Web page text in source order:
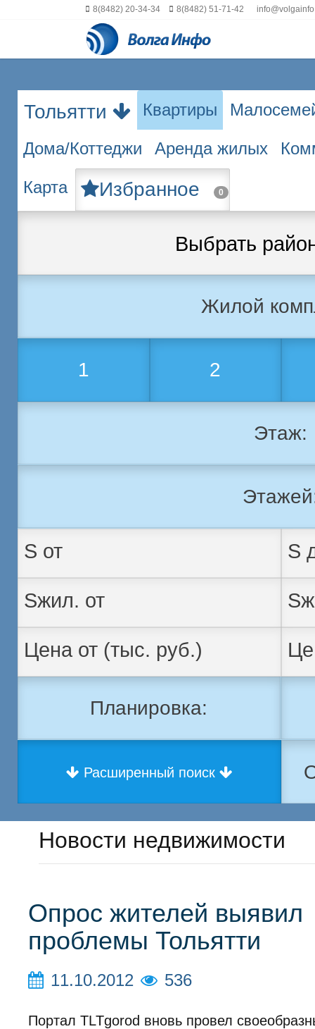
8(8482) 20-34-34 8(8482) 51-71-42
Тольятти Квартиры
Дома/Коттеджи Аренда жилых
Карта Избранное 0
Выбрать
Жилой
1 2
Этаж:
Планировка:
Расширенный поиск
Новости недвижимости
Опрос жителей выявил
проблемы Тольятти
11.10.2012 536
Портал TLTgorod вновь провел